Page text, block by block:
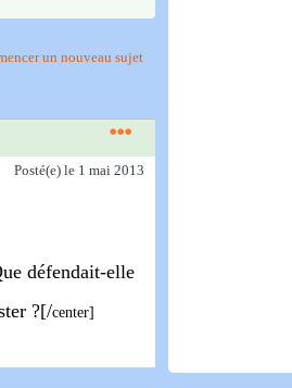
un nouveau sujet
Posté(e) le 1 mai 2013
défendait-elle
?[/center]